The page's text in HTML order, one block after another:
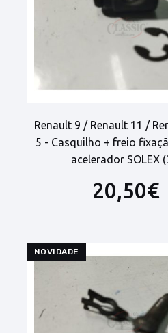
Renault 9 / Renault 11 /
5 - Casquilho + freio
acelerador SOLEX
20,50€
NOVIDADE